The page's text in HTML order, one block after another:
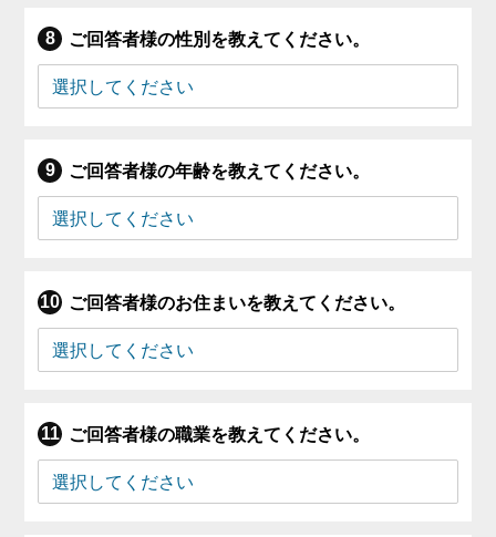
ご回答者様の性別を教えてください。
ご回答者様の年齢を教えてください。
ご回答者様のお住まいを教えてください。
ご回答者様の職業を教えてください。